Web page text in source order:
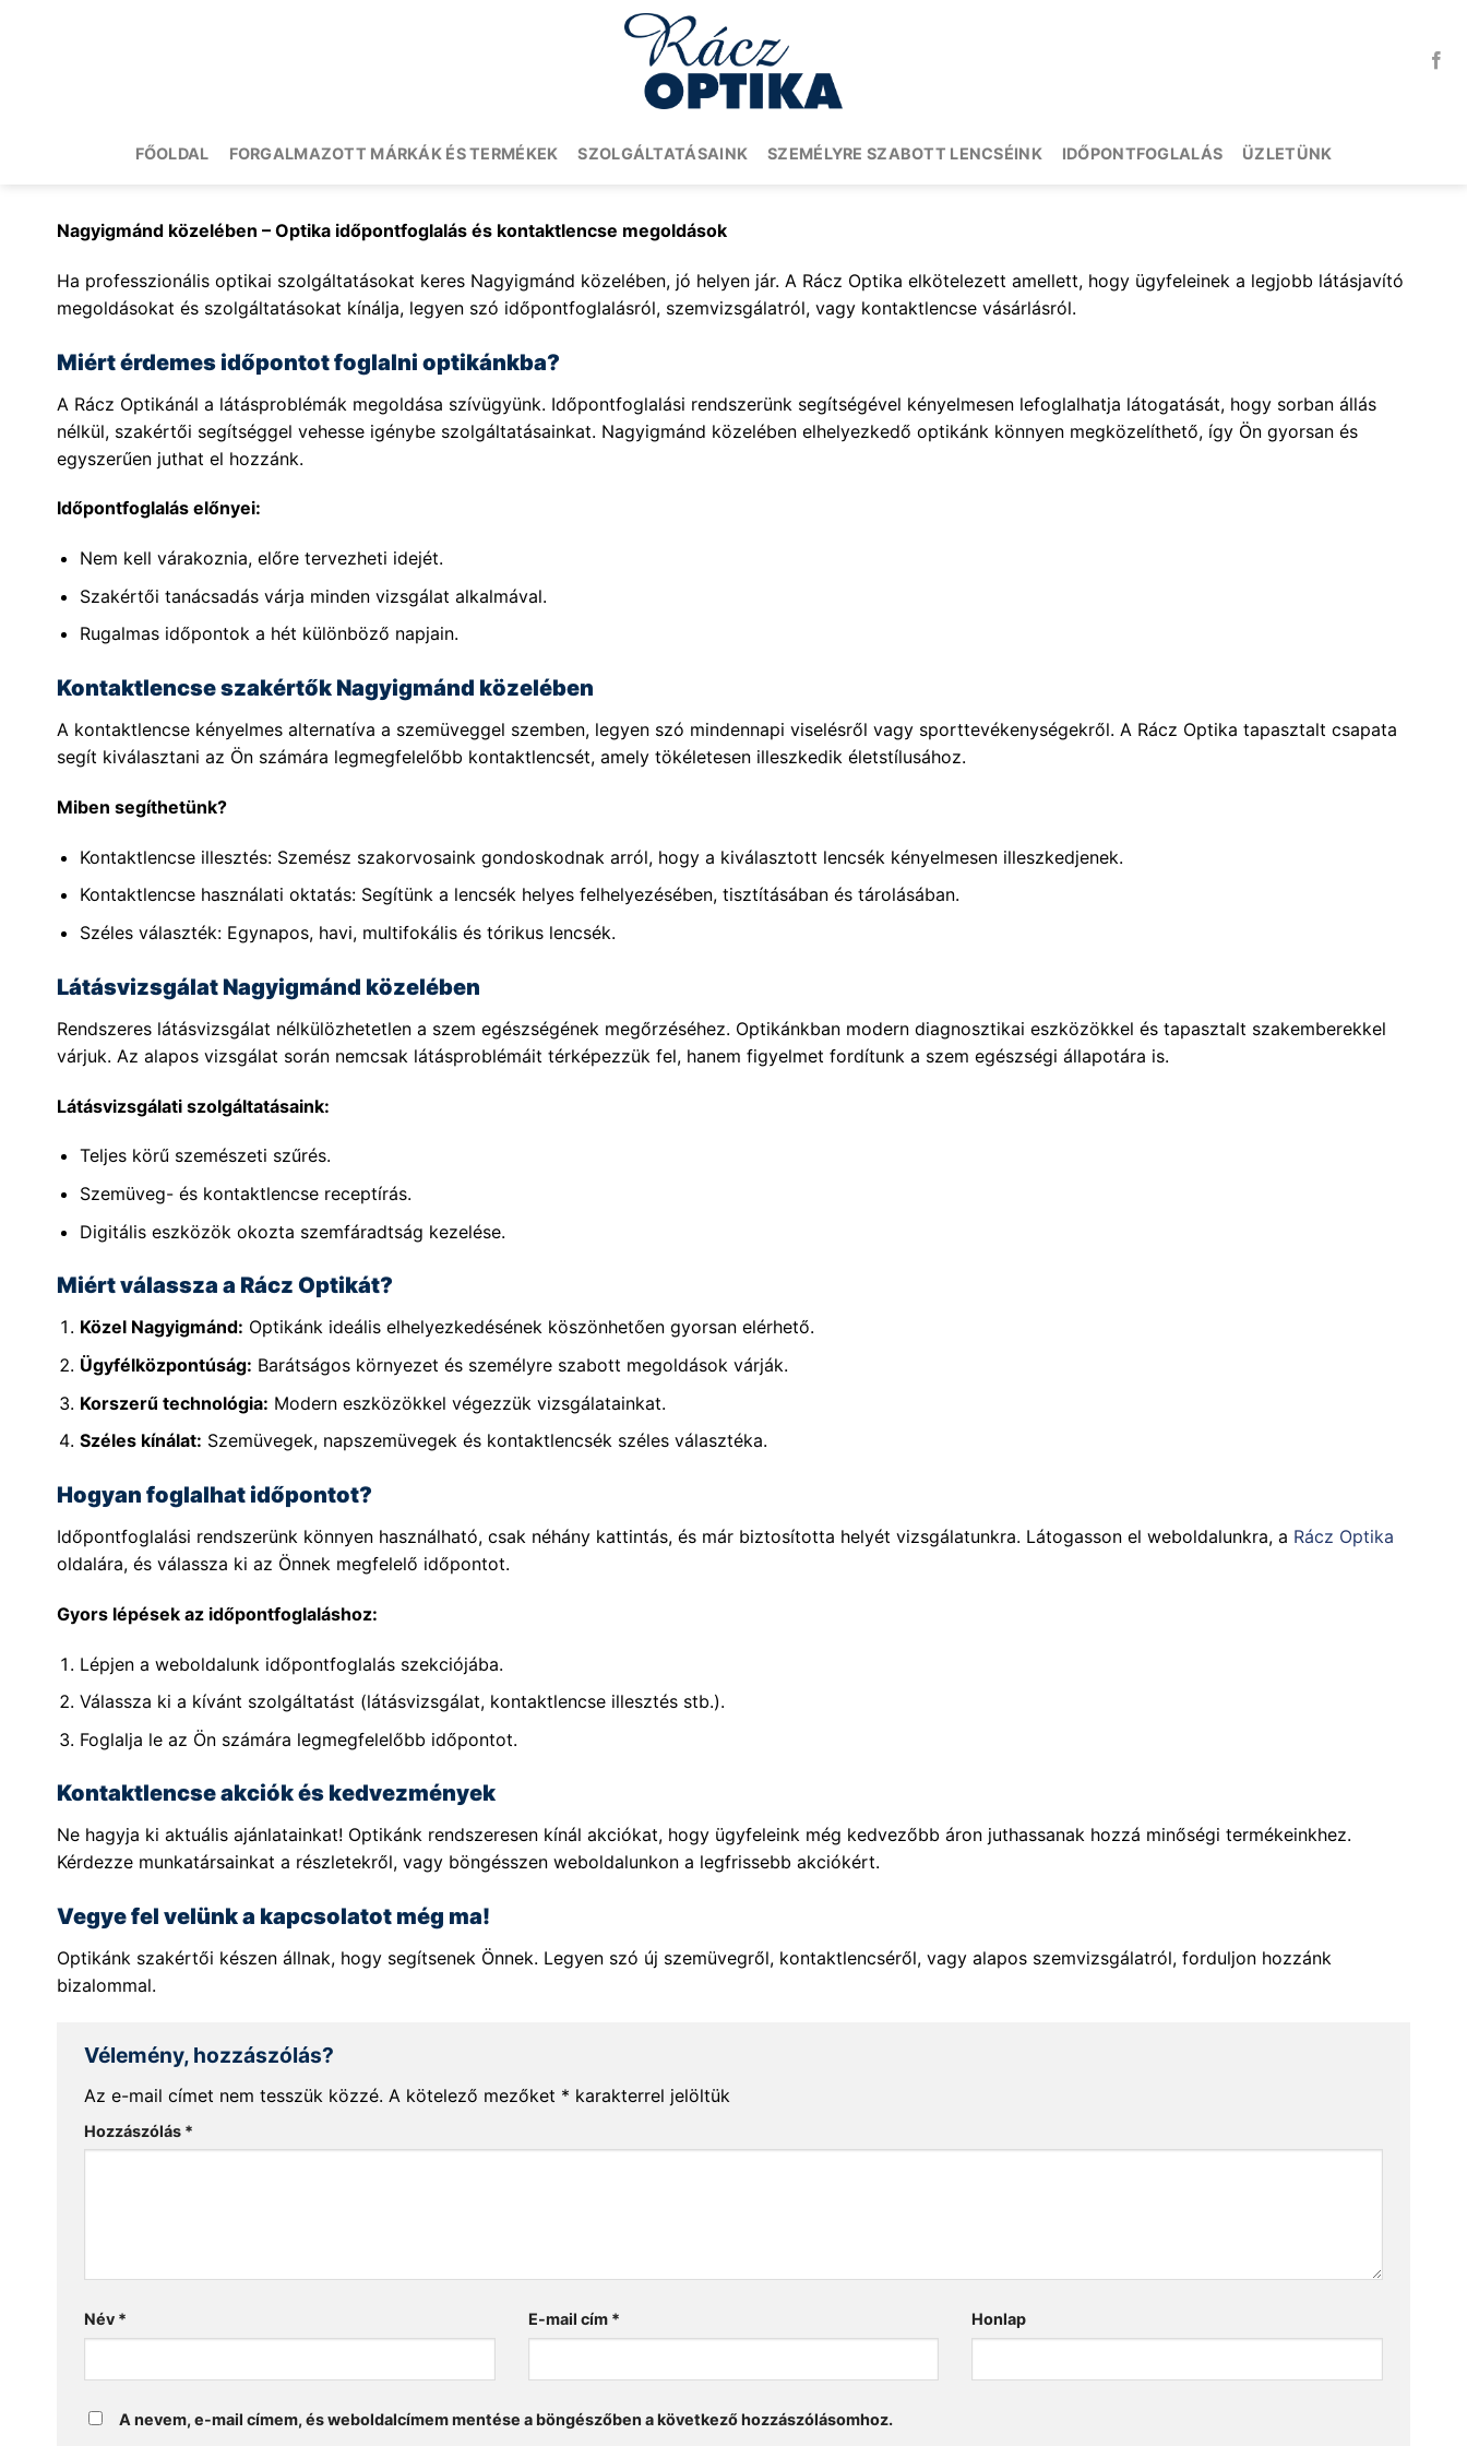
FŐOLDAL FORGALMAZOTT MÁRKÁK ÉS TERMÉKEK SZOLGÁLTATÁSAINK SZEMÉLYRE SZABOTT LENCSÉINK IDŐPONTFOGLALÁS ÜZLETÜNK
Nagyigmánd közelében – Optika időpontfoglalás és kontaktlencse megoldások
Ha professzionális optikai szolgáltatásokat keres Nagyigmánd közelében, jó helyen jár. A Rácz Optika elkötelezett amellett, hogy ügyfeleinek a legjobb látásjavító
megoldásokat és szolgáltatásokat kínálja, legyen szó időpontfoglalásról, szemvizsgálatról, vagy kontaktlencse vásárlásról.
Miért érdemes időpontot foglalni optikánkba?
A Rácz Optikánál a látásproblémák megoldása szívügyünk. Időpontfoglalási rendszerünk segítségével kényelmesen lefoglalhatja látogatását, hogy sorban állás
nélkül, szakértői segítséggel vehesse igénybe szolgáltatásainkat. Nagyigmánd közelében elhelyezkedő optikánk könnyen megközelíthető, így Ön gyorsan és
egyszerűen juthat el hozzánk.
Időpontfoglalás előnyei:
Nem kell várakoznia, előre tervezheti idejét.
Szakértői tanácsadás várja minden vizsgálat alkalmával.
Rugalmas időpontok a hét különböző napjain.
Kontaktlencse szakértők Nagyigmánd közelében
A kontaktlencse kényelmes alternatíva a szemüveggel szemben, legyen szó mindennapi viselésről vagy sporttevékenységekről. A Rácz Optika tapasztalt csapata
segít kiválasztani az Ön számára legmegfelelőbb kontaktlencsét, amely tökéletesen illeszkedik életstílusához.
Miben segíthetünk?
Kontaktlencse illesztés: Szemész szakorvosaink gondoskodnak arról, hogy a kiválasztott lencsék kényelmesen illeszkedjenek.
Kontaktlencse használati oktatás: Segítünk a lencsék helyes felhelyezésében, tisztításában és tárolásában.
Széles választék: Egynapos, havi, multifokális és tórikus lencsék.
Látásvizsgálat Nagyigmánd közelében
Rendszeres látásvizsgálat nélkülözhetetlen a szem egészségének megőrzéséhez. Optikánkban modern diagnosztikai eszközökkel és tapasztalt szakemberekkel
várjuk. Az alapos vizsgálat során nemcsak látásproblémáit térképezzük fel, hanem figyelmet fordítunk a szem egészségi állapotára is.
Látásvizsgálati szolgáltatásaink:
Teljes körű szemészeti szűrés.
Szemüveg- és kontaktlencse receptírás.
Digitális eszközök okozta szemfáradtság kezelése.
Miért válassza a Rácz Optikát?
Közel Nagyigmánd: Optikánk ideális elhelyezkedésének köszönhetően gyorsan elérhető.
Ügyfélközpontúság: Barátságos környezet és személyre szabott megoldások várják.
Korszerű technológia: Modern eszközökkel végezzük vizsgálatainkat.
Széles kínálat: Szemüvegek, napszemüvegek és kontaktlencsék széles választéka.
Hogyan foglalhat időpontot?
Időpontfoglalási rendszerünk könnyen használható, csak néhány kattintás, és már biztosította helyét vizsgálatunkra. Látogasson el weboldalunkra, a Rácz Optika
oldalára, és válassza ki az Önnek megfelelő időpontot.
Gyors lépések az időpontfoglaláshoz:
Lépjen a weboldalunk időpontfoglalás szekciójába.
Válassza ki a kívánt szolgáltatást (látásvizsgálat, kontaktlencse illesztés stb.).
Foglalja le az Ön számára legmegfelelőbb időpontot.
Kontaktlencse akciók és kedvezmények
Ne hagyja ki aktuális ajánlatainkat! Optikánk rendszeresen kínál akciókat, hogy ügyfeleink még kedvezőbb áron juthassanak hozzá minőségi termékeinkhez.
Kérdezze munkatársainkat a részletekről, vagy böngésszen weboldalunkon a legfrissebb akciókért.
Vegye fel velünk a kapcsolatot még ma!
Optikánk szakértői készen állnak, hogy segítsenek Önnek. Legyen szó új szemüvegről, kontaktlencséről, vagy alapos szemvizsgálatról, forduljon hozzánk
bizalommal.
Vélemény, hozzászólás?
Az e-mail címet nem tesszük közzé. A kötelező mezőket * karakterrel jelöltük
Hozzászólás *
Név * E-mail cím * Honlap
A nevem, e-mail címem, és weboldalcímem mentése a böngészőben a következő hozzászólásomhoz.